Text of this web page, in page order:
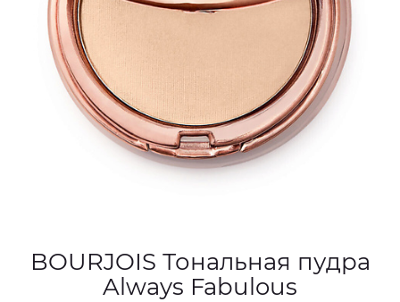
BOURJOIS Тональная пудра
Always Fabulous